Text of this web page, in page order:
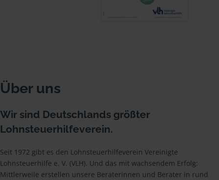
Über uns
Wir sind Deutschlands größter
Lohnsteuerhilfeverein.
Seit 1972 gibt es den Lohnsteuerhilfeverein Vereinigte
Lohnsteuerhilfe e. V. (VLH). Und das mit wachsendem Erfolg:
Mittlerweile erstellen unsere Beraterinnen und Berater in rund